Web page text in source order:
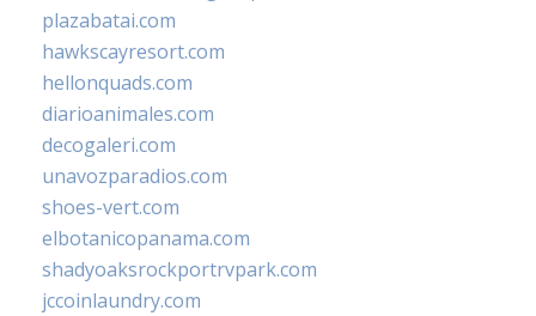
plazabatai.com
hawkscayresort.com
hellonquads.com
diarioanimales.com
decogaleri.com
unavozparadios.com
shoes-vert.com
elbotanicopanama.com
shadyoaksrockportrvpark.com
jccoinlaundry.com